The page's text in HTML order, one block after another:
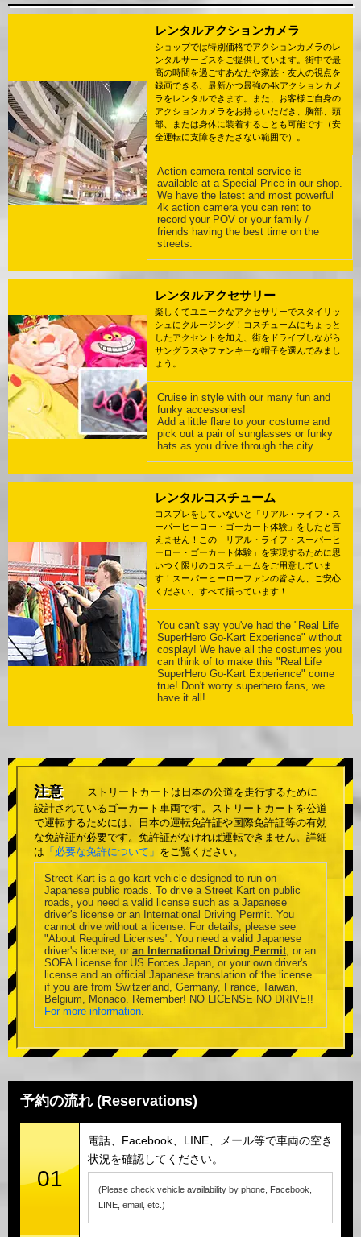
レンタルアクションカメラ
ショップでは特別価格でアクションカメラのレ
ンタルサービスをご提供しています。街中で最
高の時間を過ごすあなたや家族・友人の視点を
録画できる、最新かつ最強の4kアクションカメ
ラをレンタルできます。また、お客様ご自身の
アクションカメラをお持ちいただき、胸部、頭
部、または身体に装着することも可能です（安
全運転に支障をきたさない範囲で）。
Action camera rental service is
available at a Special Price in our shop.
We have the latest and most powerful
4k action camera you can rent to
record your POV or your family /
friends having the best time on the
streets.
レンタルアクセサリー
楽しくてユニークなアクセサリーでスタイリッ
シュにクルージング！コスチュームにちょっと
したアクセントを加え、街をドライブしながら
サングラスやファンキーな帽子を選んでみまし
ょう。
Cruise in style with our many fun and
funky accessories!
Add a little flare to your costume and
pick out a pair of sunglasses or funky
hats as you drive through the city.
レンタルコスチューム
コスプレをしていないと「リアル・ライフ・ス
ーパーヒーロー・ゴーカート体験」をしたと言
えません！この「リアル・ライフ・スーパーヒ
ーロー・ゴーカート体験」を実現するために思
いつく限りのコスチュームをご用意していま
す！スーパーヒーローファンの皆さん、ご安心
ください、すべて揃っています！
You can't say you've had the "Real Life
SuperHero Go-Kart Experience" without
cosplay! We have all the costumes you
can think of to make this "Real Life
SuperHero Go-Kart Experience" come
true! Don't worry superhero fans, we
have it all!
注意
ストリートカートは日本の公道を走行するために
設計されているゴーカート車両です。ストリートカートを公道
で運転するためには、日本の運転免許証や国際免許証等の有効
な免許証が必要です。免許証がなければ運転できません。詳細
は 「必要な免許について」 をご覧ください。
Street Kart is a go-kart vehicle designed to run on
Japanese public roads. To drive a Street Kart on public
roads, you need a valid license such as a Japanese
driver's license or an International Driving Permit. You
cannot drive without a license. For details, please see
"About Required Licenses". You need a valid Japanese
driver's license, or an International Driving Permit, or an
SOFA License for US Forces Japan, or your own driver's
license and an official Japanese translation of the license
if you are from Switzerland, Germany, France, Taiwan,
Belgium, Monaco. Remember! NO LICENSE NO DRIVE!!
For more information.
予約の流れ (Reservations)
01
電話、Facebook、LINE、メール等で車両の空き
状況を確認してください。
(Please check vehicle availability by phone, Facebook,
LINE, email, etc.)